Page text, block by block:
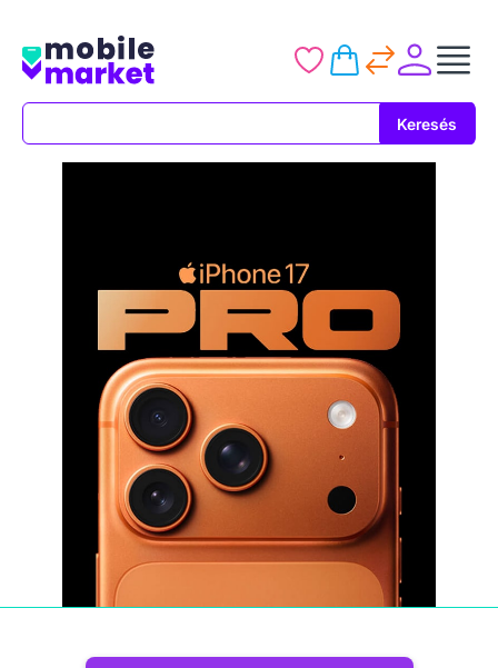
Keresés